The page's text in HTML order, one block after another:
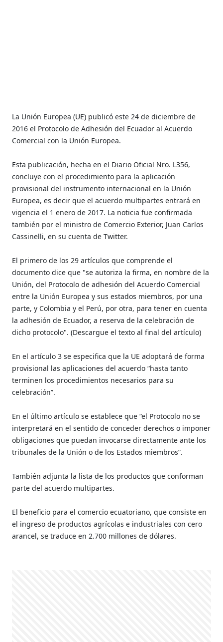
La Unión Europea (UE) publicó este 24 de diciembre de
2016 el Protocolo de Adhesión del Ecuador al Acuerdo
Comercial con la Unión Europea.
Esta publicación, hecha en el Diario Oficial Nro. L356,
concluye con el procedimiento para la aplicación
provisional del instrumento internacional en la Unión
Europea, es decir que el acuerdo multipartes entrará en
vigencia el 1 enero de 2017. La noticia fue confirmada
también por el ministro de Comercio Exterior, Juan Carlos
Cassinelli, en su cuenta de Twitter.
El primero de los 29 artículos que comprende el
documento dice que "se autoriza la firma, en nombre de la
Unión, del Protocolo de adhesión del Acuerdo Comercial
entre la Unión Europea y sus estados miembros, por una
parte, y Colombia y el Perú, por otra, para tener en cuenta
la adhesión de Ecuador, a reserva de la celebración de
dicho protocolo". (Descargue el texto al final del artículo)
En el artículo 3 se especifica que la UE adoptará de forma
provisional las aplicaciones del acuerdo “hasta tanto
terminen los procedimientos necesarios para su
celebración”.
En el último artículo se establece que “el Protocolo no se
interpretará en el sentido de conceder derechos o imponer
obligaciones que puedan invocarse directamente ante los
tribunales de la Unión o de los Estados miembros”.
También adjunta la lista de los productos que conforman
parte del acuerdo multipartes.
El beneficio para el comercio ecuatoriano, que consiste en
el ingreso de productos agrícolas e industriales con cero
arancel, se traduce en 2.700 millones de dólares.